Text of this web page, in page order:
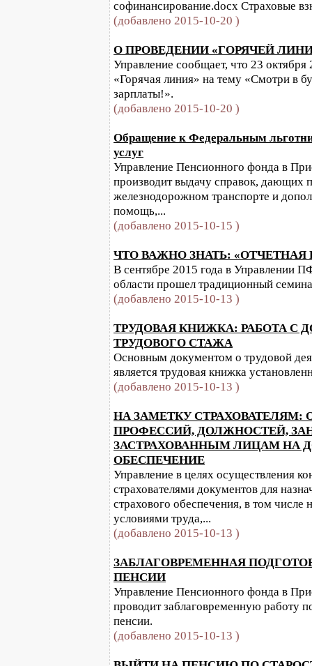
софинансирование.docx Страховые
(добавлено 2015-10-20 )
О ПРОВЕДЕНИИ «ГОРЯЧЕЙ
Управление сообщает, что 23
«Горячая линия» на тему «Смотри в
зарплаты!».
(добавлено 2015-10-20 )
Обращение к Федеральным
услуг
Управление Пенсионного фонда в
производит выдачу справок, дающих
железнодорожном транспорте и
помощь,...
(добавлено 2015-10-15 )
ЧТО ВАЖНО ЗНАТЬ: «ОТЧЕТНАЯ
В сентябре 2015 года в Управлении
области прошел традиционный
(добавлено 2015-10-13 )
ТРУДОВАЯ КНИЖКА: РАБОТА С
ТРУДОВОГО СТАЖА
Основным документом о трудовой
является трудовая книжка
(добавлено 2015-10-13 )
НА ЗАМЕТКУ СТРАХОВАТЕЛЯМ:
ПРОФЕССИЙ, ДОЛЖНОСТЕЙ,
ЗАСТРАХОВАННЫМ ЛИЦАМ НА
ОБЕСПЕЧЕНИЕ
Управление в целях осуществления
страхователями документов для
страхового обеспечения, в том
условиями труда,...
(добавлено 2015-10-13 )
ЗАБЛАГОВРЕМЕННАЯ
ПЕНСИИ
Управление Пенсионного фонда в
проводит заблаговременную работу
пенсии.
(добавлено 2015-10-13 )